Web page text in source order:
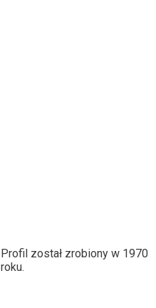
Profil został zrobiony w 1970
roku.